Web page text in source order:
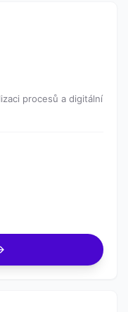
procesů a digitální